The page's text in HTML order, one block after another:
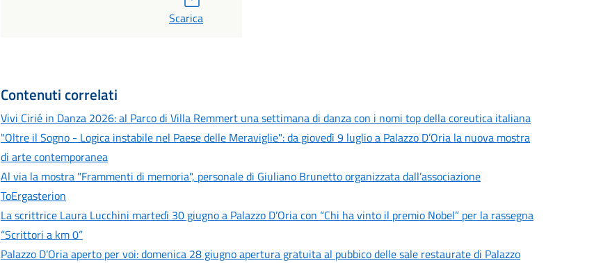
Scarica
Contenuti correlati
Vivi Cirié in Danza 2026: al Parco di Villa Remmert una settimana di danza con i nomi top della coreutica italiana
"Oltre il Sogno - Logica instabile nel Paese delle Meraviglie": da giovedì 9 luglio a Palazzo D’Oria la nuova mostra
di arte contemporanea
Al via la mostra "Frammenti di memoria", personale di Giuliano Brunetto organizzata dall’associazione
ToErgasterion
La scrittrice Laura Lucchini martedì 30 giugno a Palazzo D’Oria con “Chi ha vinto il premio Nobel” per la rassegna
“Scrittori a km 0”
Palazzo D’Oria aperto per voi: domenica 28 giugno apertura gratuita al pubbico delle sale restaurate di Palazzo